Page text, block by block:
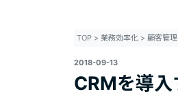
TOP> 業務効率化> 顧客管
2018-09-13
CRMを導入